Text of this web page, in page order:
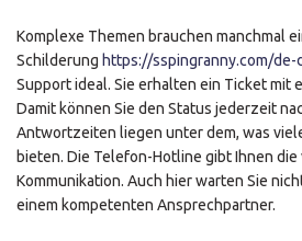
Komplexe Themen brauchen manchmal
Schilderung https://sspingranny.com/de-
Support ideal. Sie erhalten ein Ticket mit
Damit können Sie den Status jederzeit
Antwortzeiten liegen unter dem, was
bieten. Die Telefon-Hotline gibt Ihnen
Kommunikation. Auch hier warten Sie
einem kompetenten Ansprechpartner.